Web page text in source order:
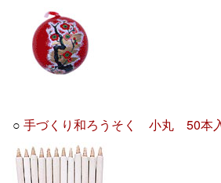
○手づくり和ろうそく 小丸 50本